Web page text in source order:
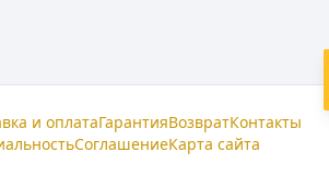
и оплатаГарантияВозвратКонтакты
СоглашениеКарта сайта